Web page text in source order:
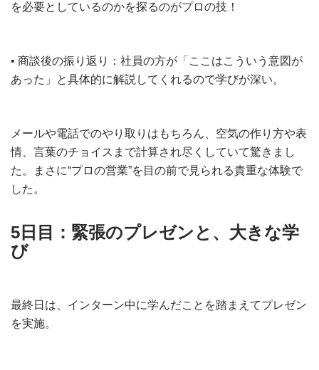
を必要としているのかを探るのがプロの技！
• 商談後の振り返り：社員の方が「ここはこういう意図が
あった」と具体的に解説してくれるので学びが深い。
メールや電話でのやり取りはもちろん、空気の作り方や表
情、言葉のチョイスまで計算され尽くしていて驚きまし
た。まさに“プロの営業”を目の前で見られる貴重な体験で
した。
5日目：緊張のプレゼンと、大きな学
び
最終日は、インターン中に学んだことを踏まえてプレゼン
を実施。